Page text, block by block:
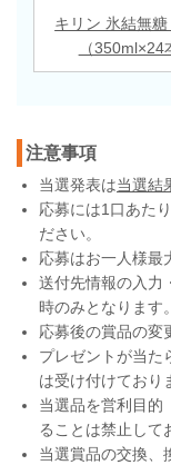
キリン 氷結無糖
（350ml×24
注意事項
当選発表は当選結
応募には1口あた
ださい。
応募はお一人様最
送付先情報の入力
時のみとなります
応募後の賞品の変
プレゼントが当た
は受け付けており
当選品を営利目的
ることは禁止して
当選賞品の交換、